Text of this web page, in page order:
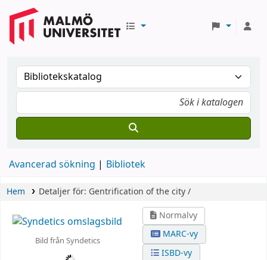
Avancerad sökning Bibliotek
Hem Detaljer för: Gentrification of the city /
Bild från Syndetics
Normalvy
MARC-vy
ISBD-vy